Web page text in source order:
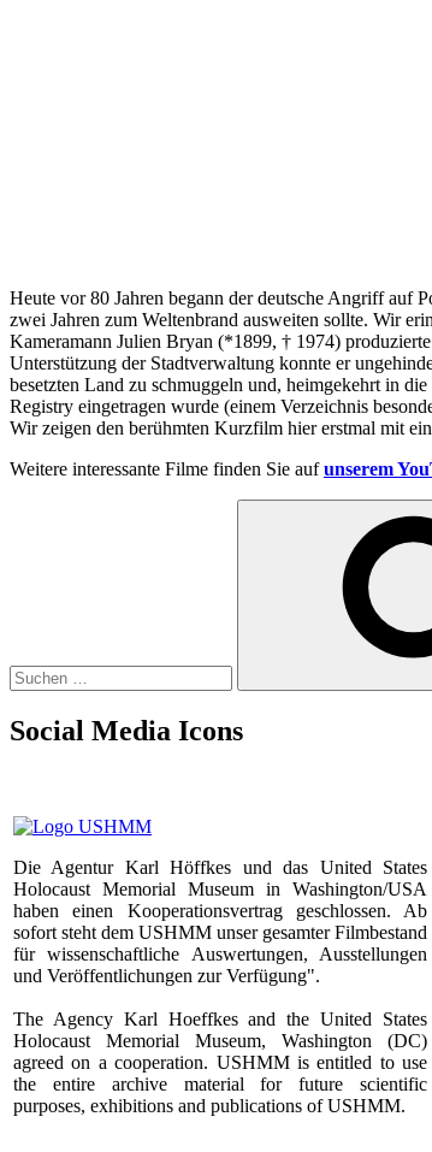
Heute vor 80 Jahren begann der deutsche Angriff auf
zwei Jahren zum Weltenbrand ausweiten sollte. Wir
Kameramann Julien Bryan (*1899, † 1974)
Unterstützung der Stadtverwaltung konnte er
besetzten Land zu schmuggeln und, heimgekehrt in
Registry eingetragen wurde (einem Verzeichnis
Wir zeigen den berühmten Kurzfilm hier erstmal mit
Weitere interessante Filme finden Sie aufunserem
Social Media Icons
Die Agentur Karl Höffkes und das United States
Holocaust Memorial Museum in Washington/USA
haben einen Kooperationsvertrag geschlossen. Ab
sofort steht dem USHMM unser gesamter Filmbestand
für wissenschaftliche Auswertungen, Ausstellungen
und Veröffentlichungen zur Verfügung".
The Agency Karl Hoeffkes and the United States
Holocaust Memorial Museum, Washington (DC)
agreed on a cooperation. USHMM is entitled to use
the entire archive material for future scientific
purposes, exhibitions and publications of USHMM.